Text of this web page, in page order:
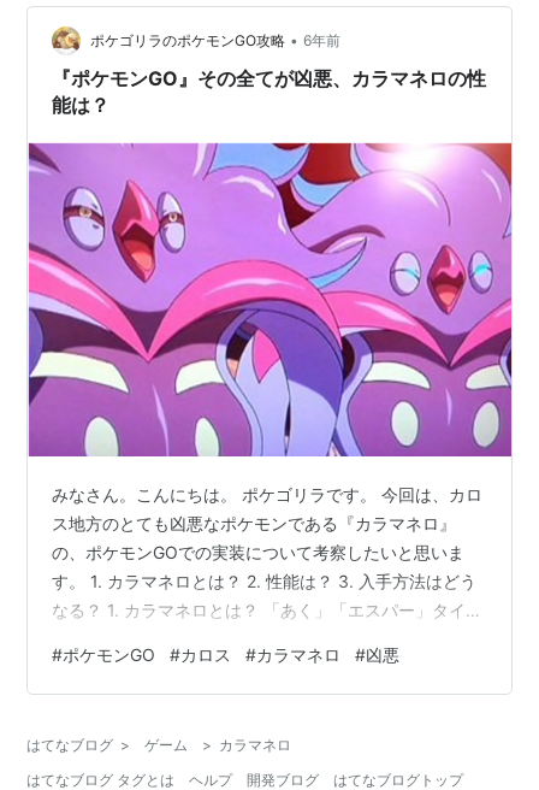
れます。ゲージ回転率で見ると前者はブラッキーよりも
良く、後者はメルメタルと同じくらいとかなりの壊れ具
合です。 はがねタイプとの相性補完が強力！ カラマネロ
の弱点はむし・フェアリーの２…
ポケゴリラのポケモンGO攻略 • 6年前
『ポケモンGO』その全てが凶悪、カラマネロの性
能は？
みなさん。こんにちは。 ポケゴリラです。 今回は、カロ
ス地方のとても凶悪なポケモンである『カラマネロ』
の、ポケモンGOでの実装について考察したいと思いま
す。 1. カラマネロとは？ 2. 性能は？ 3. 入手方法はどう
なる？ 1. カラマネロとは？ 「あく」「エスパー」タイプ
な催眠術を操るという設定もあります。 アニメでは、カ
ロス地方の科学者たちを洗脳して環境変化システム「意
理想に変えてしまおうという凶悪な計画を実行に移そう
としました。 サトシたちの反撃により計画は失敗しまし
#ポケモンGO #カロス #カラマネロ #凶悪
はてなブログ > ゲーム > カラマネロ
はてなブログ タグとは
ヘルプ 開発ブログ はてなブログトップ